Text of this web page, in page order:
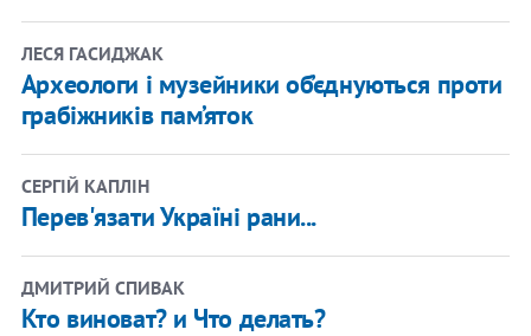
ЛЕСЯ ГАСИДЖАК
Археологи і музейники об’єднуються проти
грабіжників пам’яток
СЕРГІЙ КАПЛІН
Перев'язати Україні рани...
ДМИТРИЙ СПИВАК
Кто виноват? и Что делать?